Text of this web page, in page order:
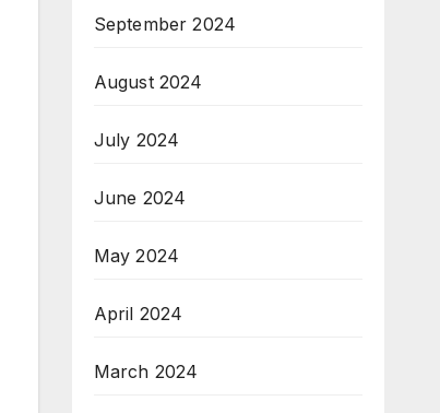
September 2024
August 2024
July 2024
June 2024
May 2024
April 2024
March 2024